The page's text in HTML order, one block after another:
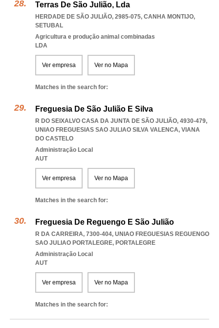
Terras De São Julião, Lda
HERDADE DE SÃO JULIÃO, 2985-075, CANHA MONTIJO,
SETUBAL
Agricultura e produção animal combinadas
LDA
Ver empresa Ver no Mapa
Matches in the search for:
Freguesia De São Julião E Silva
R DO SEIXALVO CASA DA JUNTA DE SÃO JULIÃO, 4930-479,
UNIAO FREGUESIAS SAO JULIAO SILVA VALENCA, VIANA
DO CASTELO
Administração Local
AUT
Ver empresa Ver no Mapa
Matches in the search for:
Freguesia De Reguengo E São Julião
R DA CARREIRA, 7300-404, UNIAO FREGUESIAS REGUENGO
SAO JULIAO PORTALEGRE, PORTALEGRE
Administração Local
AUT
Ver empresa Ver no Mapa
Matches in the search for: